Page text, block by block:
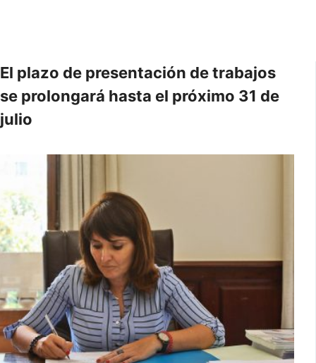
El plazo de presentación de trabajos
se prolongará hasta el próximo 31 de
julio